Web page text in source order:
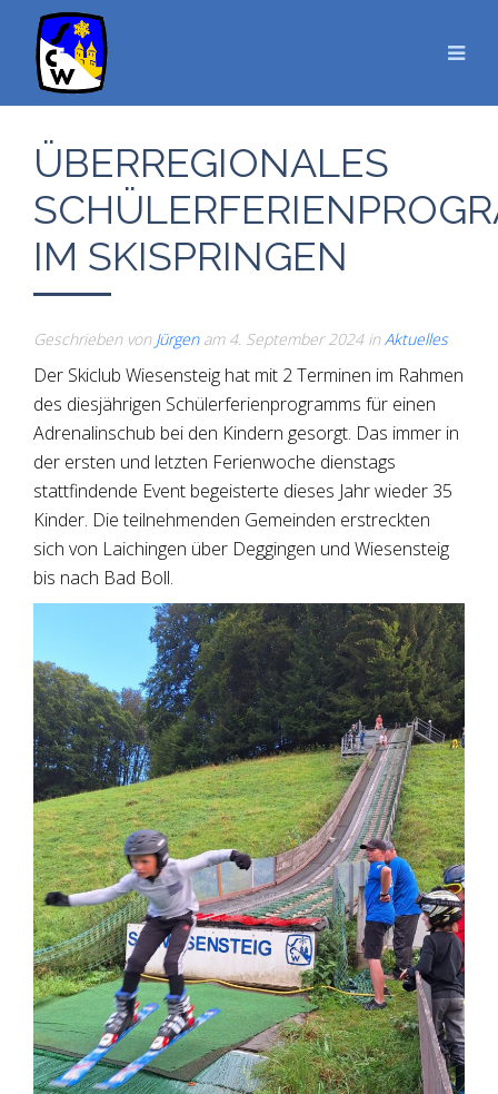
ÜBERREGIONALES
IM SKISPRINGEN
Geschrieben von Jürgenam 4. September 2024inAktuelles
Der Skiclub Wiesensteig hat mit 2 Terminen im Rahmen
des diesjährigen Schülerferienprogramms für einen
Adrenalinschub bei den Kindern gesorgt. Das immer in
der ersten und letzten Ferienwoche dienstags
stattfindende Event begeisterte dieses Jahr wieder 35
Kinder. Die teilnehmenden Gemeinden erstreckten
sich von Laichingen über Deggingen und Wiesensteig
bis nach Bad Boll.